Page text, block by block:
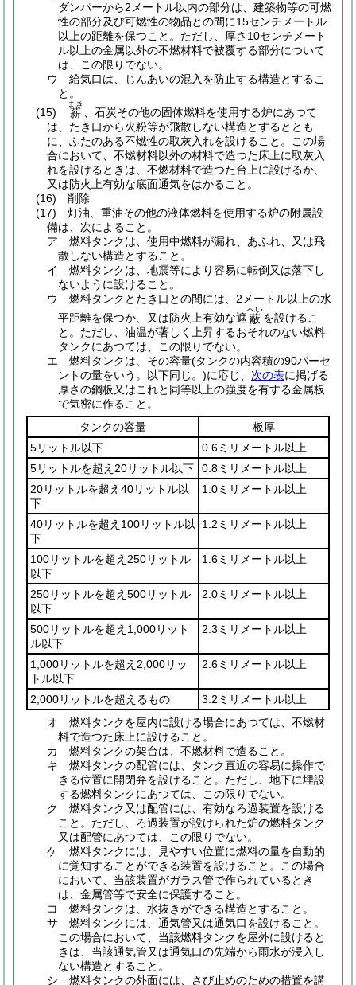
ダンパーから2メートル以内の部分は、建築物等の可燃
性の部分及び可燃性の物品との間に15センチメートル
以上の距離を保つこと。 ただし、厚さ10センチメート
ル以上の金属以外の不燃材料で被覆する部分について
は、この限りでない。
ウ
給気口は、じんあいの混入を防止する構造とするこ
と。
(15)
薪
まき
、石炭その他の固体燃料を使用する炉にあつて
は、たき口から火粉等が飛散しない構造とするととも
に、ふたのある不燃性の取灰入れを設けること。
この場
合において、不燃材料以外の材料で造つた床上に取灰入
れを設けるときは、不燃材料で造つた台上に設けるか、
又は防火上有効な底面通気をはかること。
(16)
削除
(17)
灯油、重油その他の液体燃料を使用する炉の附属設
備は、次によること。
ア
燃料タンクは、使用中燃料が漏れ、あふれ、又は飛
散しない構造とすること。
イ
燃料タンクは、地震等により容易に転倒又は落下し
ないように設けること。
ウ
燃料タンクとたき口との間には、2メートル以上の水
平距離を保つか、又は防火上有効な遮 蔽
へい
を設けるこ
と。 ただし、油温が著しく上昇するおそれのない燃料
タンクにあつては、この限りでない。
エ
燃料タンクは、その容量(タンクの内容積の90パーセ
ントの量をいう。以下同じ。)に応じ、 次の表に掲げる
厚さの鋼板又はこれと同等以上の強度を有する金属板
で気密に作ること。
タンクの容量
板厚
5リットル以下
0.6ミリメートル以上
5リットルを超え20リットル以下
0.8ミリメートル以上
20リットルを超え40リットル以
下
1.0ミリメートル以上
40リットルを超え100リットル以
下
1.2ミリメートル以上
100リットルを超え250リットル
以下
1.6ミリメートル以上
250リットルを超え500リットル
以下
2.0ミリメートル以上
500リットルを超え1,000リット
ル以下
2.3ミリメートル以上
1,000リットルを超え2,000リッ
トル以下
2.6ミリメートル以上
2,000リットルを超えるもの
3.2ミリメートル以上
オ
燃料タンクを屋内に設ける場合にあつては、不燃材
料で造つた床上に設けること。
カ
燃料タンクの架台は、不燃材料で造ること。
キ
燃料タンクの配管には、タンク直近の容易に操作で
きる位置に開閉弁を設けること。 ただし、地下に埋設
する燃料タンクにあつては、この限りでない。
ク
燃料タンク又は配管には、有効なろ過装置を設ける
こと。 ただし、ろ過装置が設けられた炉の燃料タンク
又は配管にあつては、この限りでない。
ケ
燃料タンクには、見やすい位置に燃料の量を自動的
に覚知することができる装置を設けること。
この場合
において、当該装置がガラス管で作られているとき
は、金属管等で安全に保護すること。
コ
燃料タンクは、水抜きができる構造とすること。
サ
燃料タンクには、通気管又は通気口を設けること。
この場合において、当該燃料タンクを屋外に設けると
きは、当該通気管又は通気口の先端から雨水が浸入し
ない構造とすること。
シ
燃料タンクの外面には、さび止めのための措置を講